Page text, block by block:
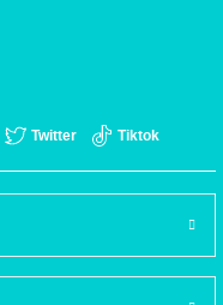
Twitter Tiktok